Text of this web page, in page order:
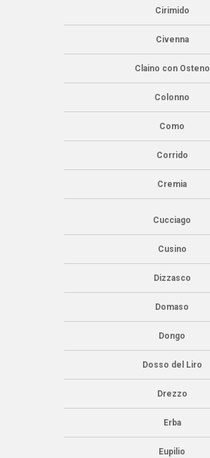
Cirimido
Civenna
Claino con Osteno
Colonno
Como
Corrido
Cremia
Cucciago
Cusino
Dizzasco
Domaso
Dongo
Dosso del Liro
Drezzo
Erba
Eupilio